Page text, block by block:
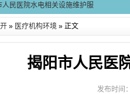
人民医院水电相关设施维护服
力！妇儿分论坛精彩收官
聚合力 | 运动健康分论坛助
人民医院水电相关设施维护服
» 医疗机构环境 » 正文
揭阳市人民医
发布时间